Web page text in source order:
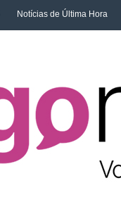
Notícias de Última Hora